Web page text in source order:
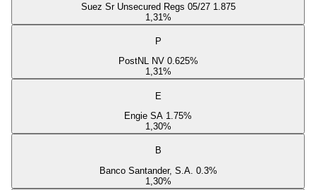
Suez Sr Unsecured Regs 05/27 1.875
1,31%
P
PostNL NV 0.625%
1,31%
E
Engie SA 1.75%
1,30%
B
Banco Santander, S.A. 0.3%
1,30%